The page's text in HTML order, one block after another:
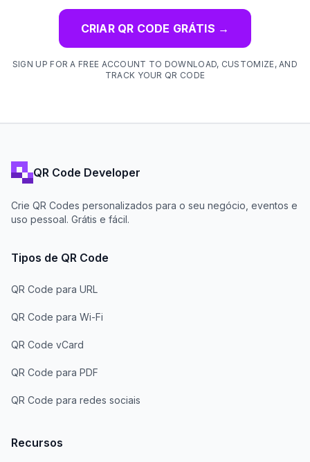
CRIAR QR CODE GRÁTIS →
SIGN UP FOR A FREE ACCOUNT TO DOWNLOAD, CUSTOMIZE, AND
TRACK YOUR QR CODE
QR Code Developer
Crie QR Codes personalizados para o seu negócio, eventos e
uso pessoal. Grátis e fácil.
Tipos de QR Code
QR Code para URL
QR Code para Wi-Fi
QR Code vCard
QR Code para PDF
QR Code para redes sociais
Recursos